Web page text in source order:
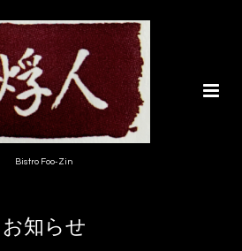
Bistro Foo-Zin
お知らせ